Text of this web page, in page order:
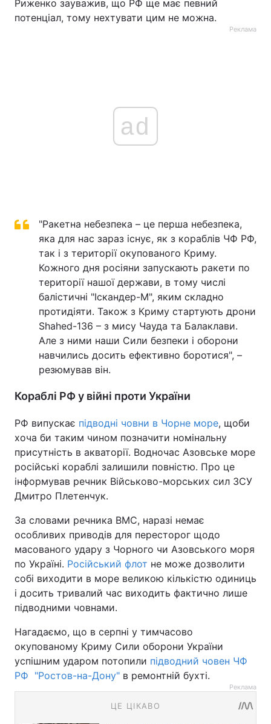
Риженко зауважив, що РФ ще має певний
потенціал, тому нехтувати цим не можна.
Реклама
ad
"Ракетна небезпека – це перша небезпека,
яка для нас зараз існує, як з кораблів ЧФ РФ,
так і з території окупованого Криму.
Кожного дня росіяни запускають ракети по
території нашої держави, в тому числі
балістичні "Іскандер-М", яким складно
протидіяти. Також з Криму стартують дрони
Shahed-136 – з мису Чауда та Балаклави.
Але з ними наши Сили безпеки і оборони
навчились досить ефективно боротися", –
резюмував він.
Кораблі РФ у війні проти України
РФ випускає підводні човни в Чорне море, щоби
хоча би таким чином позначити номінальну
присутність в акваторії. Водночас Азовське море
російські кораблі залишили повністю. Про це
інформував речник Військово-морських сил ЗСУ
Дмитро Плетенчук.
За словами речника ВМС, наразі немає
особливих приводів для пересторог щодо
масованого удару з Чорного чи Азовського моря
по Україні. Російський флот не може дозволити
собі виходити в море великою кількістю одиниць
і досить тривалий час виходить фактично лише
підводними човнами.
Нагадаємо, що в серпні у тимчасово
окупованому Криму Сили оборони України
успішним ударом потопили підводний човен ЧФ
РФ "Ростов-на-Дону" в ремонтній бухті.
Реклама